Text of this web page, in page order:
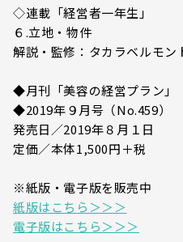
◇連載「経営者一年生」
６.立地・物件
解説・監修：タカラベルモン
◆月刊「美容の経営プラン」
◆2019年９月号（No.459）
発売日／2019年８月１日
定価／本体1,500円＋税
※紙版・電子版を販売中
紙版はこちら＞＞＞
電子版はこちら＞＞＞